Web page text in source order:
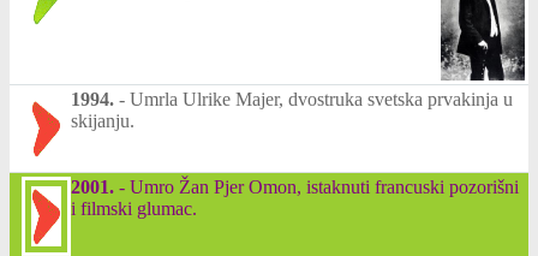
1994. - Umrla Ulrike Majer, dvostruka svetska prvakinja u
skijanju.
2001. - Umro Žan Pjer Omon, istaknuti francuski pozorišni
i filmski glumac.